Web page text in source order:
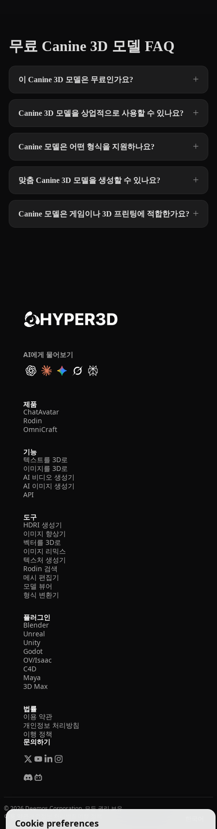
Cookie preferences
무료 Canine 3D 모델 FAQ
이 Canine 3D 모델은 무료인가요?
Canine 3D 모델을 상업적으로 사용할 수 있나요?
Canine 모델은 어떤 형식을 지원하나요?
맞춤 Canine 3D 모델을 생성할 수 있나요?
Canine 모델은 게임이나 3D 프린팅에 적합한가요?
AI에게 물어보기
제품
ChatAvatar
Rodin
OmniCraft
기능
텍스트를 3D로
이미지를 3D로
AI 비디오 생성기
AI 이미지 생성기
API
도구
HDRI 생성기
이미지 향상기
벡터를 3D로
이미지 리믹스
텍스처 생성기
Rodin 검색
메시 편집기
모델 뷰어
형식 변환기
플러그인
Blender
Unreal
Unity
Godot
OV/Isaac
C4D
Maya
3D Max
법률
이용 약관
개인정보 처리방침
이행 정책
문의하기
© 2026 Deemos Corporation. 모든 권리 보유
이용 약관